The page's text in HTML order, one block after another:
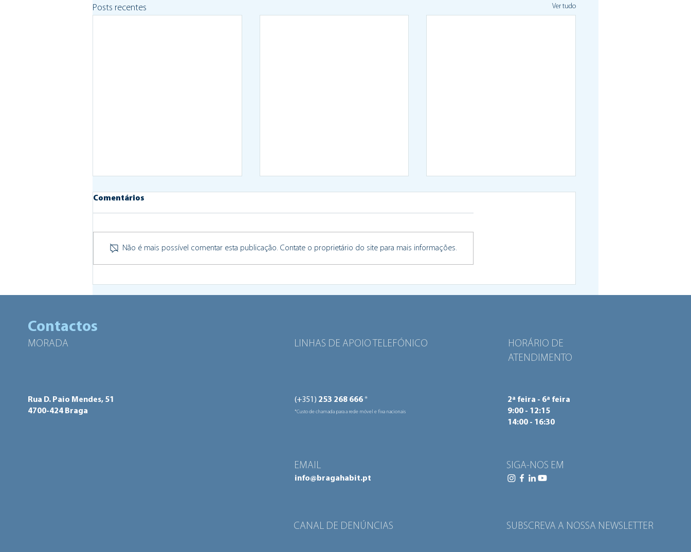
Posts recentes Ver tudo
Comentários
Não é mais possível comentar esta publicação. Contate o proprietário do site para mais informações.
Contactos
MORADA
Rua D. Paio Mendes, 51
4700-424 Braga
LINHAS DE APOIO TELEFÓNICO
(+351) 253 268 666*
*Custo de chamada para a rede móvel e fixa nacionais
EMAIL
info@bragahabit.pt
CANAL DE DENÚNCIAS
HORÁRIO DE
ATENDIMENTO
2ª feira - 6ª feira
9:00 - 12:15
14:00 - 16:30
SIGA-NOS EM
SUBSCREVA A NOSSA NEWSLETTER